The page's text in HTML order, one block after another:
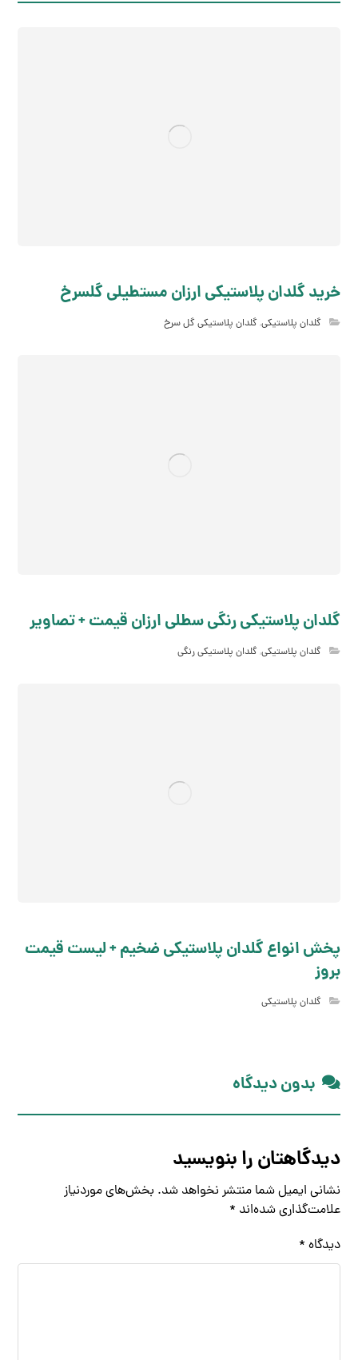
خرید گلدان پلاستیکی ارزان مستطیلی گلسرخ
گلدان پلاستیکی,گلدان پلاستیکی گل سرخ
گلدان پلاستیکی رنگی سطلی ارزان قیمت + تصاویر
گلدان پلاستیکی,گلدان پلاستیکی رنگی
پخش انواع گلدان پلاستیکی ضخیم + لیست قیمت
بروز
گلدان پلاستیکی
بدون دیدگاه
دیدگاهتان را بنویسید
نشانی ایمیل شما منتشر نخواهد شد. بخش‌های موردنیاز
علامت‌گذاری شده‌اند *
دیدگاه *